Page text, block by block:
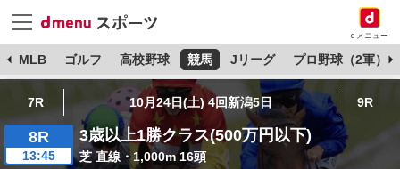
dメニュー
MLB ゴルフ 高校野球 競馬 Jリーグ プロ野球（2軍）
7R 10月24日(土) 4回新潟5日 9R
8R
13:45
3歳以上1勝クラス(500万円以下)
芝 直線・1,000m 16頭